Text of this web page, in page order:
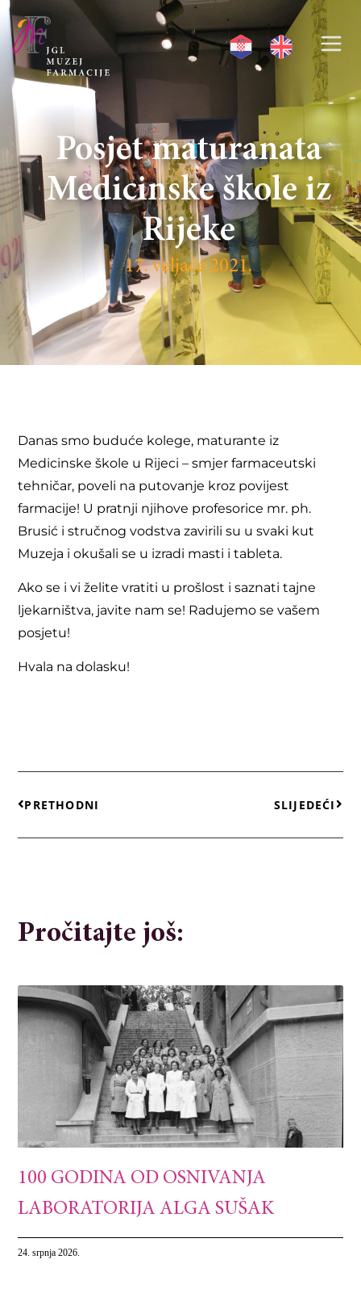
Posjet maturanata
Medicinske škole iz
Rijeke
17. veljače 2021.
Danas smo buduće kolege, maturante iz
Medicinske škole u Rijeci – smjer farmaceutski
tehničar, poveli na putovanje kroz povijest
farmacije! U pratnji njihove profesorice mr. ph.
Brusić i stručnog vodstva zavirili su u svaki kut
Muzeja i okušali se u izradi masti i tableta.
Ako se i vi želite vratiti u prošlost i saznati tajne
ljekarništva, javite nam se! Radujemo se vašem
posjetu!
Hvala na dolasku!
PRETHODNI SLIJEDEĆI
Pročitajte još:
100 GODINA OD OSNIVANJA
LABORATORIJA ALGA SUŠAK
24. srpnja 2026.